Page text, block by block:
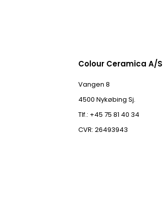
Colour Ceramica A/S
Vangen 8
4500 Nykøbing Sj.
Tlf.: +45 75 81 40 34
CVR: 26493943